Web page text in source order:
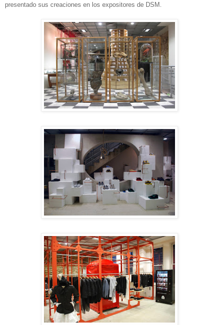
presentado sus creaciones en los expositores de DSM.